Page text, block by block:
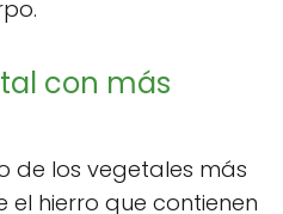
con más
de los vegetales más
el hierro que contienen